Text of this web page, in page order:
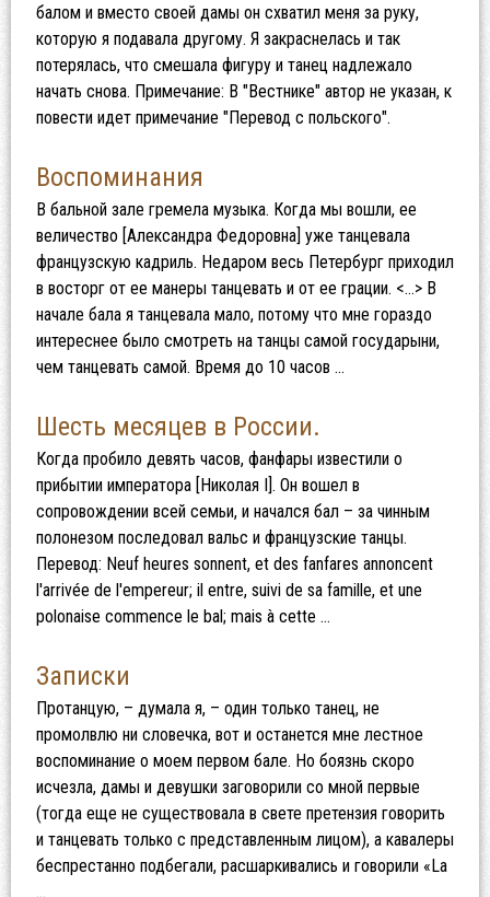
балом и вместо своей дамы он схватил меня за руку,
которую я подавала другому. Я закраснелась и так
потерялась, что смешала фигуру и танец надлежало
начать снова. Примечание: В "Вестнике" автор не указан, к
повести идет примечание "Перевод с польского".
Воспоминания
В бальной зале гремела музыка. Когда мы вошли, ее
величество [Александра Федоровна] уже танцевала
французскую кадриль. Недаром весь Петербург приходил
в восторг от ее манеры танцевать и от ее грации. <…> В
начале бала я танцевала мало, потому что мне гораздо
интереснее было смотреть на танцы самой государыни,
чем танцевать самой. Время до 10 часов …
Шесть месяцев в России.
Когда пробило девять часов, фанфары известили о
прибытии императора [Николая І]. Он вошел в
сопровождении всей семьи, и начался бал – за чинным
полонезом последовал вальс и французские танцы.
Перевод: Neuf heures sonnent, et des fanfares annoncent
l'arrivée de l'empereur; il entre, suivi de sa famille, et une
polonaise commence le bal; mais à cette …
Записки
Протанцую, – думала я, – один только танец, не
промолвлю ни словечка, вот и останется мне лестное
воспоминание о моем первом бале. Но боязнь скоро
исчезла, дамы и девушки заговорили со мной первые
(тогда еще не существовала в свете претензия говорить
и танцевать только с представленным лицом), а кавалеры
беспрестанно подбегали, расшаркивались и говорили «La
…